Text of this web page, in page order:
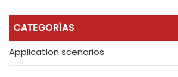
CATEGORÍAS
Application scenarios